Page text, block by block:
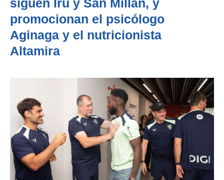
siguen Iru y San Millán, y
promocionan el psicólogo
Aginaga y el nutricionista
Altamira